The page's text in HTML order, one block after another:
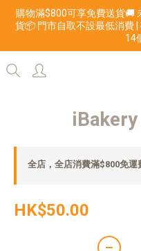
購物滿$800可享免費送貨🚚
貨📦 門市自取不設最低消費
14
全店，全店消費滿$800免運
HK$50.00